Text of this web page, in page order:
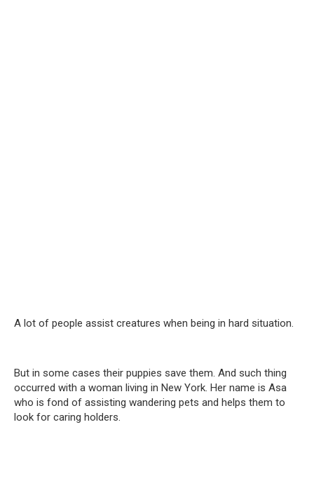
A lot of people assist creatures when being in hard situation.
But in some cases their puppies save them. And such thing
occurred with a woman living in New York. Her name is Asa
who is fond of assisting wandering pets and helps them to
look for caring holders.